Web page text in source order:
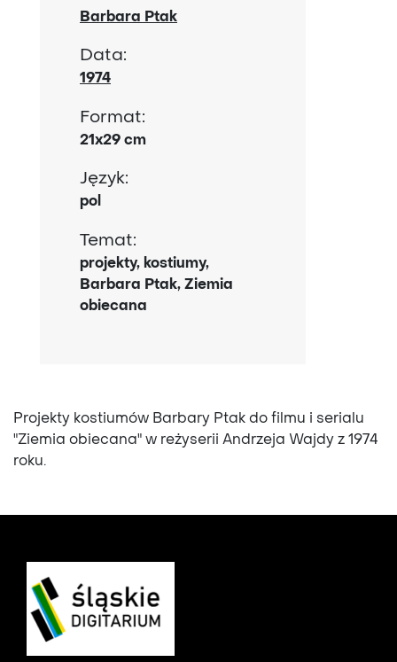
Projekty kostiumów Barbary Ptak do filmu i serialu
"Ziemia obiecana" w reżyserii Andrzeja Wajdy z 1974
roku.
Barbara Ptak
Data:
1974
Format:
21x29 cm
Język:
pol
Temat:
projekty, kostiumy,
Barbara Ptak, Ziemia
obiecana